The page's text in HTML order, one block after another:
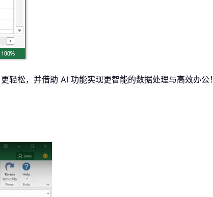
松，并借助 AI 功能实现更智能的数据处理与高效办公！